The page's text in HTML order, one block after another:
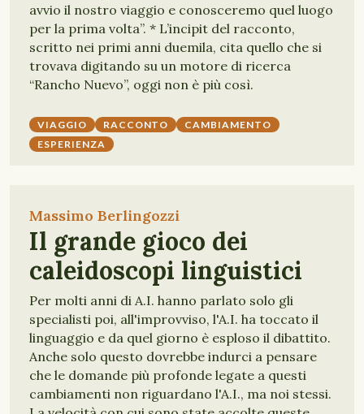
avvio il nostro viaggio e conosceremo quel luogo
per la prima volta”. * L’incipit del racconto,
scritto nei primi anni duemila, cita quello che si
trovava digitando su un motore di ricerca
“Rancho Nuevo”, oggi non è più così.
VIAGGIO RACCONTO
CAMBIAMENTO
ESPERIENZA
Massimo Berlingozzi
Il grande gioco dei
caleidoscopi linguistici
Per molti anni di A.I. hanno parlato solo gli
specialisti poi, all'improvviso, l'A.I. ha toccato il
linguaggio e da quel giorno è esploso il dibattito.
Anche solo questo dovrebbe indurci a pensare
che le domande più profonde legate a questi
cambiamenti non riguardano l'A.I., ma noi stessi.